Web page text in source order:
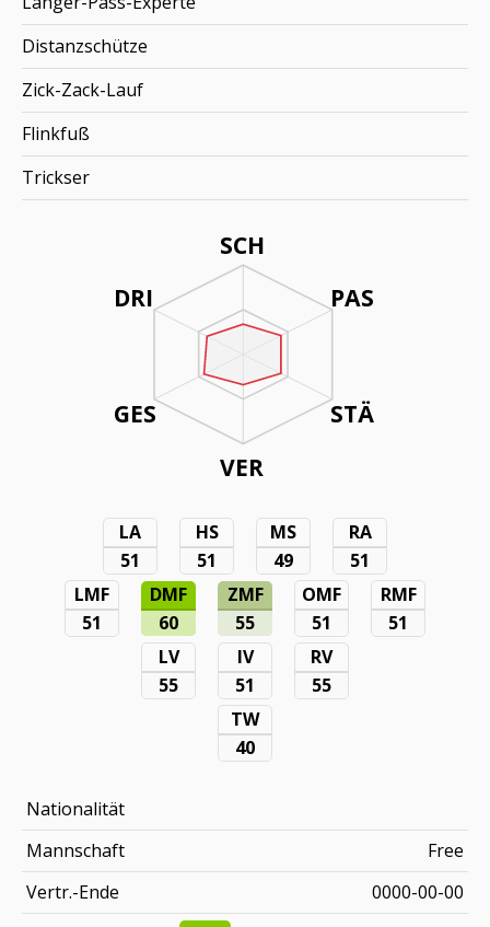
SCH
PAS
STÄ
VER
DRI
GES
LA
51
HS
51
MS
49
RA
51
LMF
51
DMF
60
ZMF
55
OMF
51
RMF
51
LV
55
IV
51
RV
55
TW
40
Nationalität
Mannschaft
Free
Vertr.-Ende
0000-00-00
Distanzschütze
Zick-Zack-Lauf
Flinkfuß
Trickser